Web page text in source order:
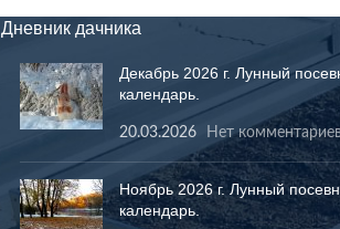
Дневник дачника
Декабрь 2026 г. Лунный
календарь.
20.03.2026 Нет
Ноябрь 2026 г. Лунный
календарь.